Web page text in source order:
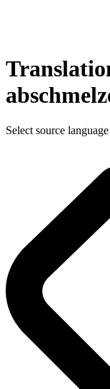
Select source language